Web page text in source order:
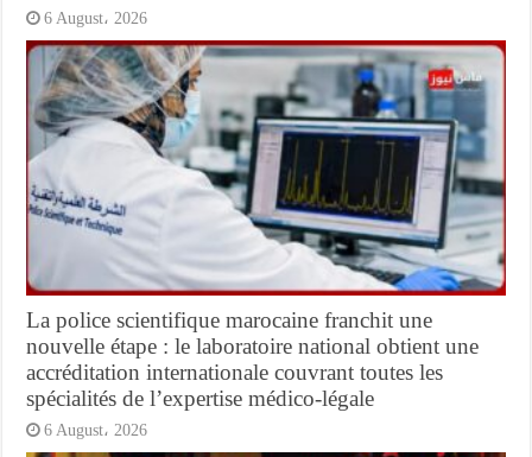
6 August، 2026
La police scientifique marocaine franchit une
nouvelle étape : le laboratoire national obtient une
accréditation internationale couvrant toutes les
spécialités de l’expertise médico-légale
6 August، 2026